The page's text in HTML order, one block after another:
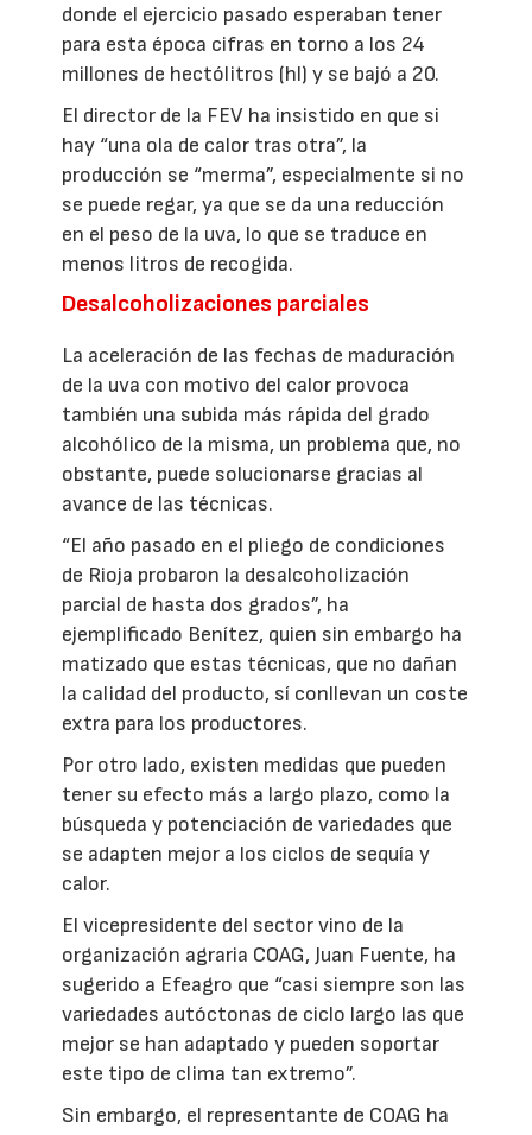
donde el ejercicio pasado esperaban tener
para esta época cifras en torno a los 24
millones de hectólitros (hl) y se bajó a 20.
El director de la FEV ha insistido en que si
hay “una ola de calor tras otra”, la
producción se “merma”, especialmente si no
se puede regar, ya que se da una reducción
en el peso de la uva, lo que se traduce en
menos litros de recogida.
Desalcoholizaciones parciales
La aceleración de las fechas de maduración
de la uva con motivo del calor provoca
también una subida más rápida del grado
alcohólico de la misma, un problema que, no
obstante, puede solucionarse gracias al
avance de las técnicas.
“El año pasado en el pliego de condiciones
de Rioja probaron la desalcoholización
parcial de hasta dos grados”, ha
ejemplificado Benítez, quien sin embargo ha
matizado que estas técnicas, que no dañan
la calidad del producto, sí conllevan un coste
extra para los productores.
Por otro lado, existen medidas que pueden
tener su efecto más a largo plazo, como la
búsqueda y potenciación de variedades que
se adapten mejor a los ciclos de sequía y
calor.
El vicepresidente del sector vino de la
organización agraria COAG, Juan Fuente, ha
sugerido a Efeagro que “casi siempre son las
variedades autóctonas de ciclo largo las que
mejor se han adaptado y pueden soportar
este tipo de clima tan extremo”.
Sin embargo, el representante de COAG ha